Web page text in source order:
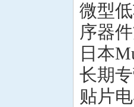
微型
序器
日本
长期
贴片